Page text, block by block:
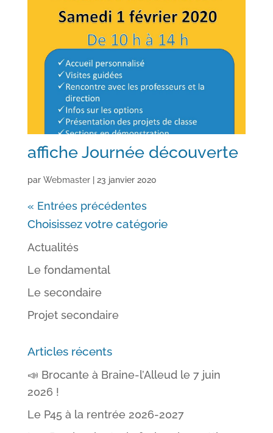
affiche Journée découverte
par Webmaster| 23 janvier 2020
« Entrées précédentes
Choisissez votre catégorie
Actualités
Le fondamental
Le secondaire
Projet secondaire
Articles récents
📣 Brocante à Braine-l’Alleud le 7 juin
2026 !
Le P45 à la rentrée 2026-2027